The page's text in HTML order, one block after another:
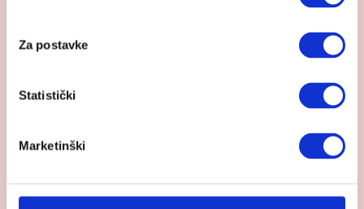
Za postavke
Statistički
Marketinški